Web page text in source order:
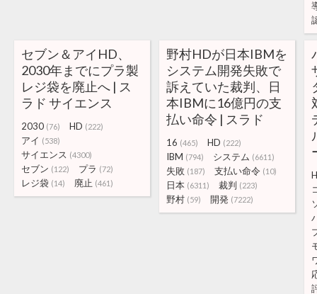
セブン＆アイHD、
2030年までにプラ製
レジ袋を廃止へ | ス
ラド サイエンス
2030 (76) HD (222)
アイ (538)
サイエンス (4300)
セブン (122) プラ (72)
レジ袋 (14) 廃止 (461)
野村HDが日本IBMを
システム開発失敗で
訴えていた裁判、日
本IBMに16億円の支
払い命令 | スラド
16 (465) HD (222)
IBM (794) システム (6611)
失敗 (187) 支払い命令 (10)
日本 (6311) 裁判 (223)
野村 (59) 開発 (7222)